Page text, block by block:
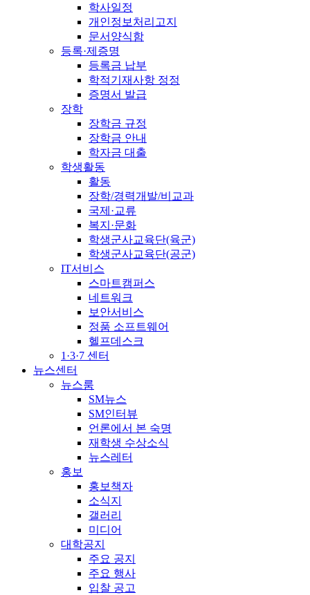
학사일정
개인정보처리고지
문서양식함
등록·제증명
등록금 납부
학적기재사항 정정
증명서 발급
장학
장학금 규정
장학금 안내
학자금 대출
학생활동
활동
장학/경력개발/비교과
국제·교류
복지·문화
학생군사교육단(육군)
학생군사교육단(공군)
IT서비스
스마트캠퍼스
네트워크
보안서비스
정품 소프트웨어
헬프데스크
1·3·7 센터
뉴스센터
뉴스룸
SM뉴스
SM인터뷰
언론에서 본 숙명
재학생 수상소식
뉴스레터
홍보
홍보책자
소식지
갤러리
미디어
대학공지
주요 공지
주요 행사
입찰 공고